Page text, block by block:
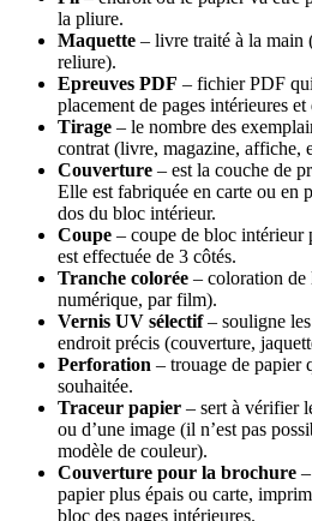
la pliure.
Maquette – livre traité à la main
reliure).
Epreuves PDF – fichier PDF
placement de pages intérieures et
Tirage – le nombre des
contrat (livre, magazine, affiche,
Couverture – est la couche de
Elle est fabriquée en carte ou en
dos du bloc intérieur.
Coupe – coupe de bloc
est effectuée de 3 côtés.
Tranche colorée – coloration de
numérique, par film).
Vernis UV sélectif– souligne
endroit précis (couverture,
Perforation – trouage de papier
souhaitée.
Traceur papier – sert à vérifier
ou d’une image (il n’est pas
modèle de couleur).
Couverture pour la brochure
papier plus épais ou carte,
bloc des pages intérieures.